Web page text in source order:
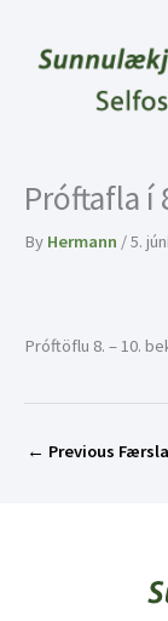
content
Próftafla í
By Hermann /5.
Próftöflu 8. – 10.
← Previous Færsla